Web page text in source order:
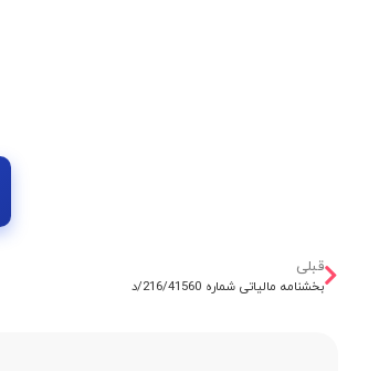
قبلی
بخشنامه مالیاتی شماره 216/41560/د